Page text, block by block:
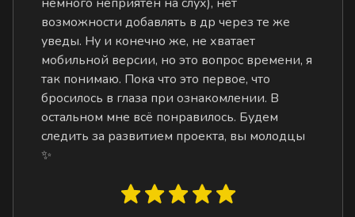
возможности добавлять в др через те же
уведы. Ну и конечно же, не хватает
мобильной версии, но это вопрос времени, я
так понимаю. Пока что это первое, что
бросилось в глаза при ознакомлении. В
остальном мне всё понравилось. Будем
следить за развитием проекта, вы молодцы
✨